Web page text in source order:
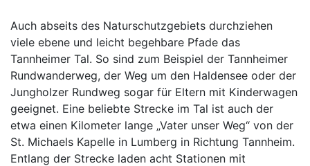
Auch abseits des Naturschutzgebiets durchziehen
viele ebene und leicht begehbare Pfade das
Tannheimer Tal. So sind zum Beispiel der Tannheimer
Rundwanderweg, der Weg um den Haldensee oder der
Jungholzer Rundweg sogar für Eltern mit Kinderwagen
geeignet. Eine beliebte Strecke im Tal ist auch der
etwa einen Kilometer lange „Vater unser Weg“ von der
St. Michaels Kapelle in Lumberg in Richtung Tannheim.
Entlang der Strecke laden acht Stationen mit